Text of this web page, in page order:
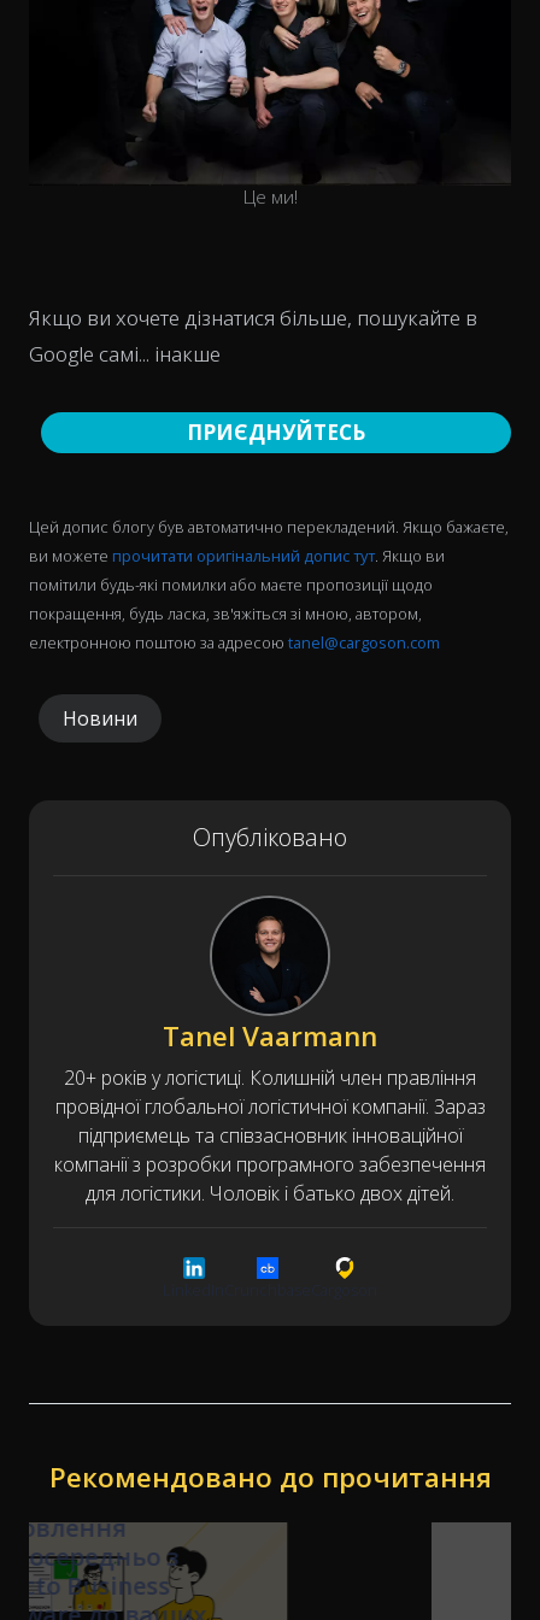
Це ми!
Якщо ви хочете дізнатися більше, пошукайте в
Google самі... інакше
ПРИЄДНУЙТЕСЬ
Цей допис блогу був автоматично перекладений. Якщо бажаєте,
ви можете прочитати оригінальний допис тут. Якщо ви
помітили будь-які помилки або маєте пропозиції щодо
покращення, будь ласка, зв'яжіться зі мною, автором,
електронною поштою за адресою tanel@cargoson.com
Новини
Опубліковано
Tanel Vaarmann
20+ років у логістиці. Колишній член правління
провідної глобальної логістичної компанії. Зараз
підприємець та співзасновник інноваційної
компанії з розробки програмного забезпечення
для логістики. Чоловік і батько двох дітей.
Рекомендовано до прочитання